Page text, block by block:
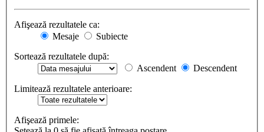
Afişează rezultatele ca:
Mesaje
Subiecte
Sortează rezultatele după:
Ascendent
Descendent
Limitează rezultatele anterioare:
Afişează primele: